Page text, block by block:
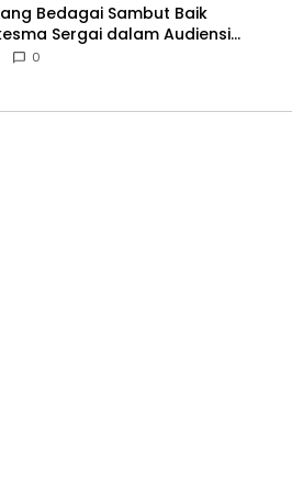
Bedagai Sambut Baik
Sergai dalam Audiensi
Baru
0